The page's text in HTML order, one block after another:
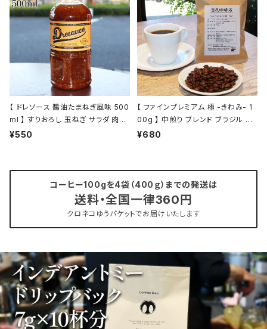
【 ドレソース 醬油たまねぎ風味 500
ml 】 すりおろし 玉ねぎ サラダ 肉料
理 ドレッシング 万能調味料 お肉の
¥550
【 ファインプレミアム 極 -きわみ- 1
00g 】 中煎り ブレンド ブラジル エ
チオピア他 ドリップ トミヤコーヒー
¥680
コーヒー100gを4袋（400ｇ）までの発送は
送料・全国一律360円
クロネコゆうパケットでお届けいたします